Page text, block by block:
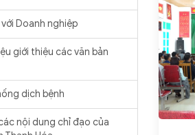
với Doanh nghiệp
giới thiệu các văn bản
dịch bệnh
nội dung chỉ đạo của